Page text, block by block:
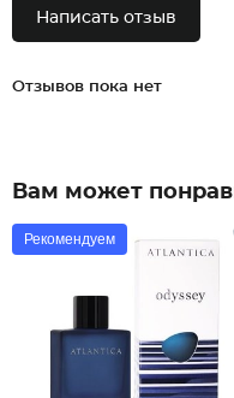
Написать отзыв
Отзывов пока нет
Вам может
Рекомендуем